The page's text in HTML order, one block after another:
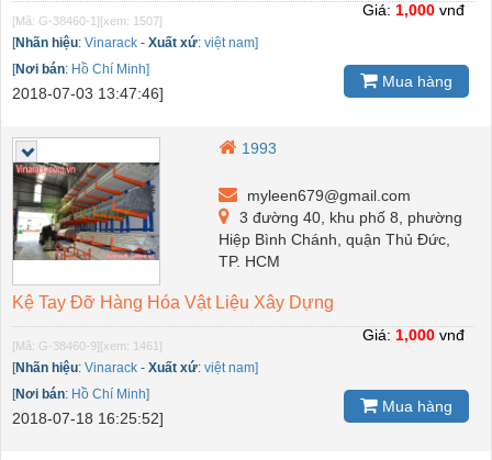
[Mã: G-38460-1] [xem: 1507]
[Nhãn hiệu: Vinarack - Xuất xứ: việt nam]
[Nơi bán: Hồ Chí Minh]
2018-07-03 13:47:46]
Giá: 1,000 vnđ
Mua hàng
1993
myleen679@gmail.com
3 đường 40, khu phố 8, phường
Hiệp Bình Chánh, quận Thủ Đức,
TP. HCM
Kệ Tay Đỡ Hàng Hóa Vật Liệu Xây Dựng
[Mã: G-38460-9] [xem: 1461]
[Nhãn hiệu: Vinarack - Xuất xứ: việt nam]
[Nơi bán: Hồ Chí Minh]
2018-07-18 16:25:52]
Giá: 1,000 vnđ
Mua hàng